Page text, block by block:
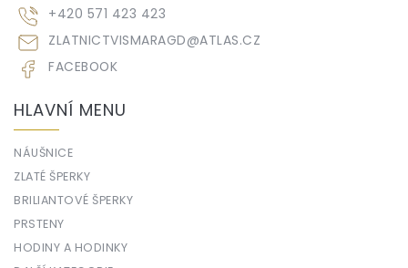
ZLATNICTVISMARAGD@ATLAS.CZ
+420 571 423 423
FACEBOOK
HLAVNÍ MENU
NÁUŠNICE
ZLATÉ ŠPERKY
BRILIANTOVÉ ŠPERKY
PRSTENY
HODINY A HODINKY